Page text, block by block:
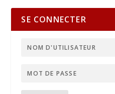
SE CONNECTER